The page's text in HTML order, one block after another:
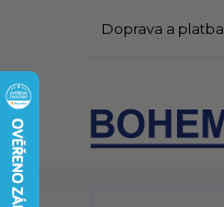
Doprava a platba